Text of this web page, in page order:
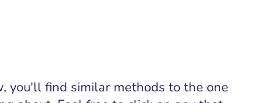
you'll find similar methods to the one